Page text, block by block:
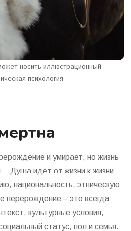
носить иллюстрационный
психология
и умирает, но жизнь
Душа идёт от жизни к жизни,
национальность, этническую
перерождение – это всегда
культурные условия,
статус, пол и семья.